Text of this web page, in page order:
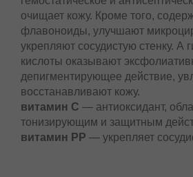
очищает кожу. Кроме того,
флавоноиды, улучшают
укрепляют сосудистую стенку. А
кислоты оказывают
депигментирующее действие,
восстанавливают кожу.
витамин С — антиоксидант,
тонизирующим и защитным
витамин РР — укрепляет